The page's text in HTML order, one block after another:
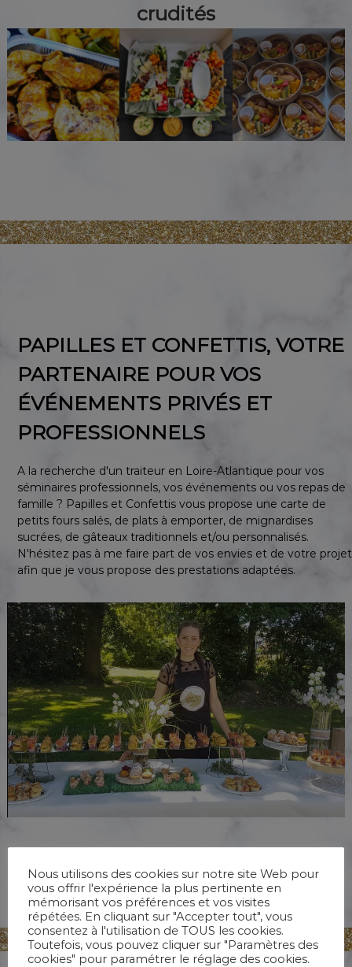
crudités
PAPILLES ET CONFETTIS, VOTRE
PARTENAIRE POUR VOS
ÉVÉNEMENTS PRIVÉS ET
PROFESSIONNELS
A la recherche d'un traiteur en Loire-Atlantique pour vos
séminaires professionnels, vos événements ou vos repas de
famille ? Papilles et Confettis vous propose une carte de
petits fours salés, de plats à emporter, de mignardises
sucrées, de gâteaux traditionnels et/ou personnalisés.
N'hésitez pas à me faire part de vos envies et de votre projet
afin que je vous propose des prestations adaptées.
Nous utilisons des cookies sur notre site Web pour
vous offrir l'expérience la plus pertinente en
mémorisant vos préférences et vos visites
répétées. En cliquant sur "Accepter tout", vous
consentez à l'utilisation de TOUS les cookies.
Toutefois, vous pouvez cliquer sur "Paramètres des
cookies" pour paramétrer le réglage des cookies.